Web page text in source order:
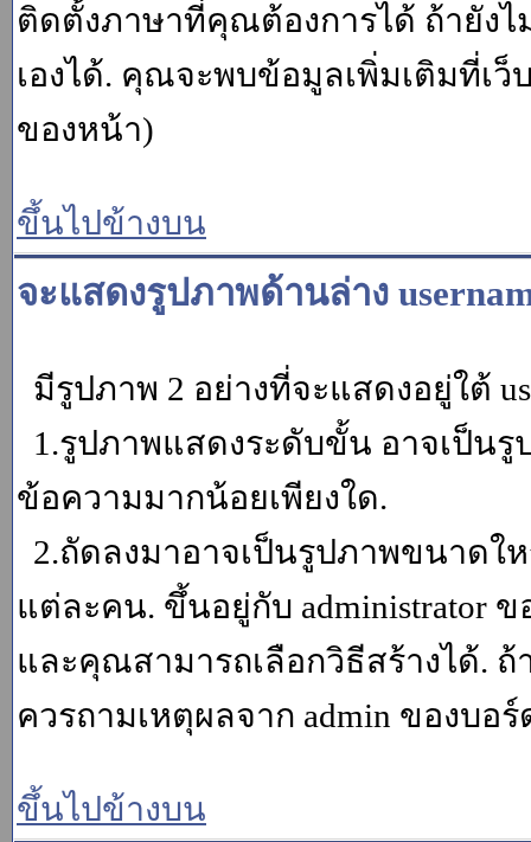
ติดตั้งภาษาที่คุณต้องการได้ ถ้ายัง
เองได้. คุณจะพบข้อมูลเพิ่มเติมที่เว็
ของหน้า)
ขึ้นไปข้างบน
จะแสดงรูปภาพด้านล่าง
มีรูปภาพ 2 อย่างที่จะแสดงอยู่ใต้
1.รูปภาพแสดงระดับขั้น อาจเป็น
ข้อความมากน้อยเพียงใด.
2.ถัดลงมาอาจเป็นรูปภาพขนาดใ
แต่ละคน. ขึ้นอยู่กับ administrator
และคุณสามารถเลือกวิธีสร้างได้.
ควรถามเหตุผลจาก admin ของบอ
ขึ้นไปข้างบน